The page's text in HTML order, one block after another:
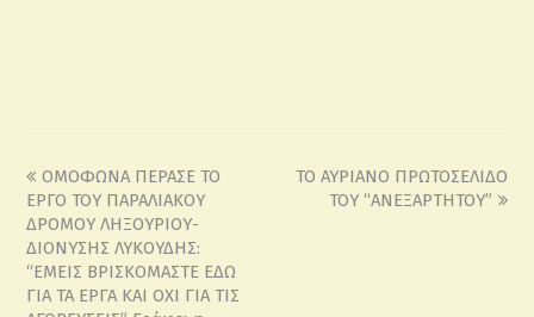
ΟΜΟΦΩΝΑ ΠΕΡΑΣΕ ΤΟ
ΕΡΓΟ ΤΟΥ ΠΑΡΑΛΙΑΚΟΥ
ΔΡΟΜΟΥ ΛΗΞΟΥΡΙΟΥ-
ΔΙΟΝΥΣΗΣ ΛΥΚΟΥΔΗΣ:
“ΕΜΕΙΣ ΒΡΙΣΚΟΜΑΣΤΕ ΕΔΩ
ΓΙΑ ΤΑ ΕΡΓΑ ΚΑΙ ΟΧΙ ΓΙΑ ΤΙΣ
ΤΟ ΑΥΡΙΑΝΟ ΠΡΩΤΟΣΕΛΙΔΟ
ΤΟΥ “ΑΝΕΞΑΡΤΗΤΟΥ”